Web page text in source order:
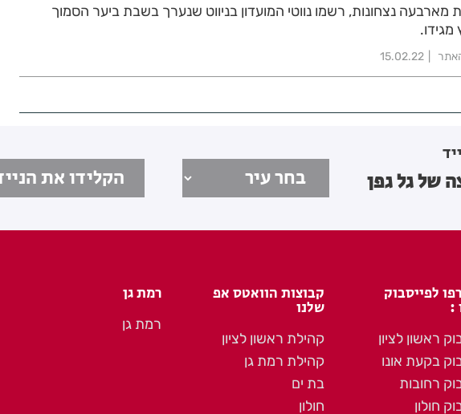
מארבעה נצחונות, רשמו נווטי המועדון בניווט שנערך בשבת ביער הסמוך
מגידו.
15.02.22
של גל גפן
לפייסבוק
:
ראשון לציון
בקעת אונו
רחובות
חולון
קבוצות הוואטס אפ
שלנו
קהילת ראשון לציון
קהילת רמת גן
בת ים
חולון
רמת גן
רמת גן